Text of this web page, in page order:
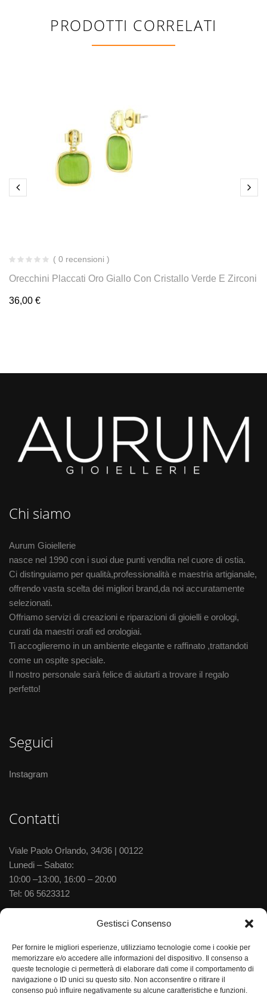
Gestisci Consenso
Per fornire le migliori esperienze, utilizziamo tecnologie come i cookie per
memorizzare e/o accedere alle informazioni del dispositivo. Il consenso a
queste tecnologie ci permetterà di elaborare dati come il comportamento di
navigazione o ID unici su questo sito. Non acconsentire o ritirare il
consenso può influire negativamente su alcune caratteristiche e funzioni.
PRODOTTI CORRELATI
( 0 recensioni )
Orecchini Placcati Oro Giallo Con Cristallo Verde E Zirconi
36,00 €
Chi siamo
Aurum Gioiellerie
nasce nel 1990 con i suoi due punti vendita nel cuore di ostia.
Ci distinguiamo per qualità,professionalità e maestria artigianale,
offrendo vasta scelta dei migliori brand,da noi accuratamente
selezionati.
Offriamo servizi di creazioni e riparazioni di gioielli e orologi,
curati da maestri orafi ed orologiai.
Ti accoglieremo in un ambiente elegante e raffinato ,trattandoti
come un ospite speciale.
Il nostro personale sarà felice di aiutarti a trovare il regalo
perfetto!
Seguici
Instagram
Contatti
Viale Paolo Orlando, 34/36 | 00122
Lunedi – Sabato:
10:00 –13:00, 16:00 – 20:00
Tel: 06 5623312
Via delle Baleniere, 52 | 00122
10:00 –13:30, 15:30–20:00
Tel:06 5673702